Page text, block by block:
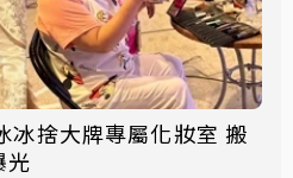
冰捨大牌專屬化妝室 搬
光